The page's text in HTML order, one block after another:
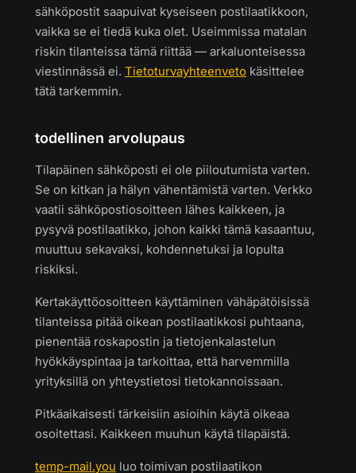
sähköpostit saapuivat kyseiseen postilaatikkoon,
vaikka se ei tiedä kuka olet. Useimmissa matalan
riskin tilanteissa tämä riittää — arkaluonteisessa
viestinnässä ei. Tietoturvayhteenveto käsittelee
tätä tarkemmin.
todellinen arvolupaus
Tilapäinen sähköposti ei ole piiloutumista varten.
Se on kitkan ja hälyn vähentämistä varten. Verkko
vaatii sähköpostiosoitteen lähes kaikkeen, ja
pysyvä postilaatikko, johon kaikki tämä kasaantuu,
muuttuu sekavaksi, kohdennetuksi ja lopulta
riskiksi.
Kertakäyttöosoitteen käyttäminen vähäpätöisissä
tilanteissa pitää oikean postilaatikkosi puhtaana,
pienentää roskapostin ja tietojenkalastelun
hyökkäyspintaa ja tarkoittaa, että harvemmilla
yrityksillä on yhteystietosi tietokannoissaan.
Pitkäaikaisesti tärkeisiin asioihin käytä oikeaa
osoitettasi. Kaikkeen muuhun käytä tilapäistä.
temp-mail.you luo toimivan postilaatikon